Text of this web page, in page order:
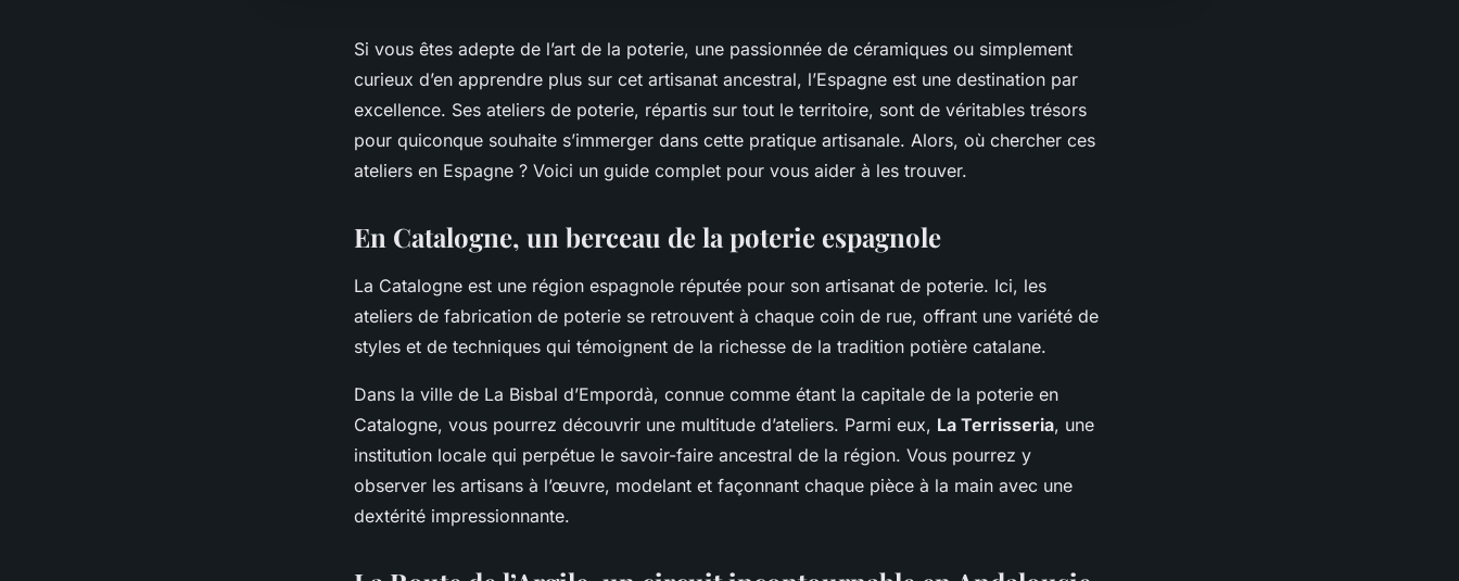
Si vous êtes adepte de l’art de la poterie, une passionnée de céramiques ou simplement
curieux d’en apprendre plus sur cet artisanat ancestral, l’Espagne est une destination par
excellence. Ses ateliers de poterie, répartis sur tout le territoire, sont de véritables trésors
pour quiconque souhaite s’immerger dans cette pratique artisanale. Alors, où chercher ces
ateliers en Espagne ? Voici un guide complet pour vous aider à les trouver.
En Catalogne, un berceau de la poterie espagnole
La Catalogne est une région espagnole réputée pour son artisanat de poterie. Ici, les
ateliers de fabrication de poterie se retrouvent à chaque coin de rue, offrant une variété de
styles et de techniques qui témoignent de la richesse de la tradition potière catalane.
Dans la ville de La Bisbal d’Empordà, connue comme étant la capitale de la poterie en
Catalogne, vous pourrez découvrir une multitude d’ateliers. Parmi eux, La Terrisseria, une
institution locale qui perpétue le savoir-faire ancestral de la région. Vous pourrez y
observer les artisans à l’œuvre, modelant et façonnant chaque pièce à la main avec une
dextérité impressionnante.